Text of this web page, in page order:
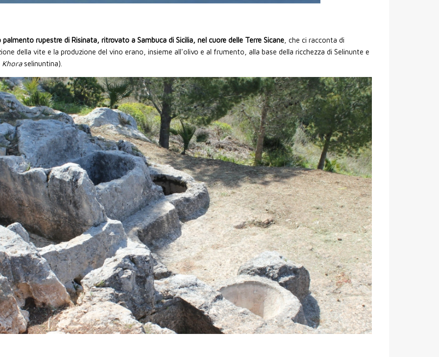
rupestre di Risinata, ritrovato a Sambuca di Sicilia, nel cuore delle Terre Sicane , che ci racconta di
della vite e la produzione del vino erano, insieme all'olivo e al frumento, alla base della ricchezza di Selinunte e
Khoraselinuntina).
Arancio
del vinodi Risinata